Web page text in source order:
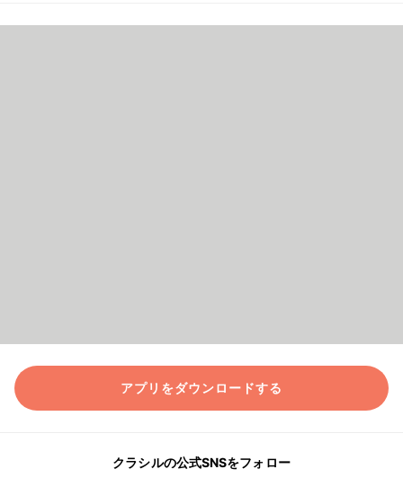
アプリをダウンロードする
クラシルの公式SNSをフォロー